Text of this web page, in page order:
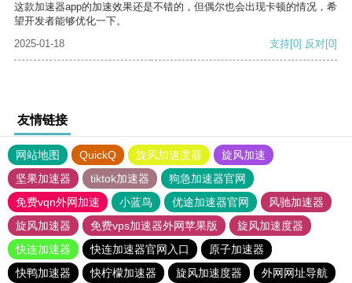
这款加速器app的加速效果还是不错的，但偶尔也会出现卡顿的情况，希
望开发者能够优化一下。
2025-01-18
支持[0] 反对[0]
友情链接
网站地图 QuickQ 旋风加速度器
旋风加速
坚果加速器
tiktok加速器
狗急加速器官网
免费vqn外网加速
小蓝鸟 优途加速器官网
风驰加速器
旋风加速器
免费vps加速器外网苹果版
旋风加速度器
快连加速器
快连加速器官网入口
原子加速器
快鸭加速器
快柠檬加速器 旋风加速度器
外网网址导航